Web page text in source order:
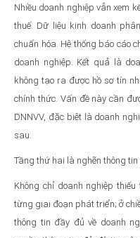
Nhiều doanh nghiệp vẫn xem
thuế. Dữ liệu kinh doanh
chuẩn hóa. Hệ thống báo cáo
doanh nghiệp. Kết quả là
không tạo ra được hồ sơ tín
chính thức. Vấn đề này cần
DNNVV, đặc biệt là doanh
sau.
Tầng thứ hai là nghẽn thông tin
Không chỉ doanh nghiệp
từng giai đoạn phát triển; ở
thông tin đầy đủ về doanh